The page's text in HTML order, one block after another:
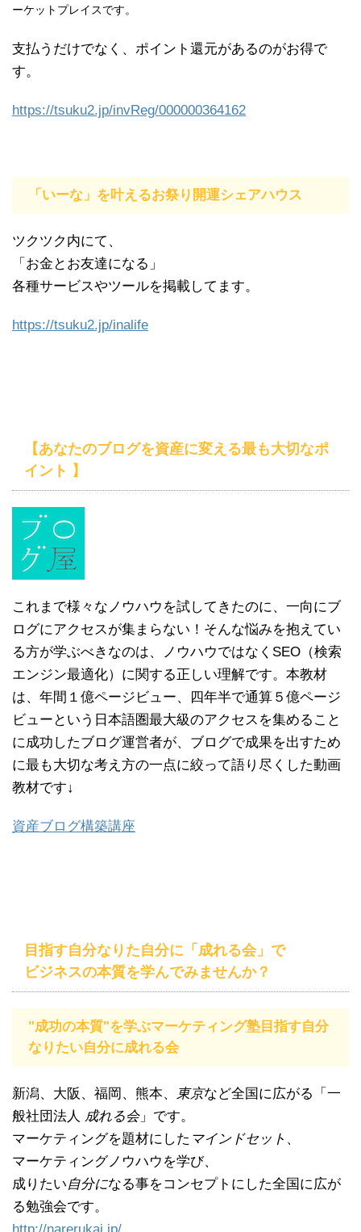
ーケットプレイスです。
支払うだけでなく、ポイント還元があるのがお得で
す。
https://tsuku2.jp/invReg/000000364162
「いーな」を叶えるお祭り開運シェアハウス
ツクツク内にて、
「お金とお友達になる」
各種サービスやツールを掲載してます。
https://tsuku2.jp/inalife
【あなたのブログを資産に変える最も大切なポ
イント 】
これまで様々なノウハウを試してきたのに、一向にブ
ログにアクセスが集まらない！そんな悩みを抱えてい
る方が学ぶべきなのは、ノウハウではなくSEO（検索
エンジン最適化）に関する正しい理解です。本教材
は、年間１億ページビュー、四年半で通算５億ページ
ビューという日本語圏最大級のアクセスを集めること
に成功したブログ運営者が、ブログで成果を出すため
に最も大切な考え方の一点に絞って語り尽くした動画
教材です↓
資産ブログ構築講座
目指す自分なりた自分に「成れる会」で
ビジネスの本質を学んでみませんか？
"成功の本質"を学ぶマーケティング塾目指す自分
なりたい自分に成れる会
新潟、大阪、福岡、熊本、 東京など全国に広がる「一
般社団法人 成れる会」です。
マーケティングを題材にした マインドセット 、
マーケティングノウハウを学び、
成りたい自分になる事をコンセプトにした全国に広が
る勉強会です。